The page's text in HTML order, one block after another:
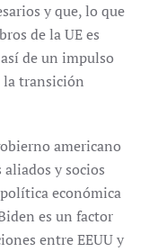
y que, lo que
de la UE es
de un impulso
la transición
americano
aliados y socios
económica
es un factor
entre EEUU y